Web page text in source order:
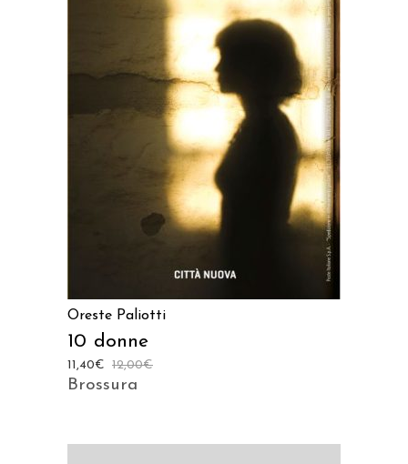
AGGIUNGI AL CARRELLO
Oreste Paliotti
10 donne
12,00€
11,40€
Brossura